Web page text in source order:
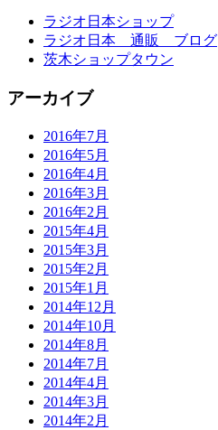
ラジオ日本ショップ
ラジオ日本 通販 ブログ
茨木ショップタウン
アーカイブ
2016年7月
2016年5月
2016年4月
2016年3月
2016年2月
2015年4月
2015年3月
2015年2月
2015年1月
2014年12月
2014年10月
2014年8月
2014年7月
2014年4月
2014年3月
2014年2月